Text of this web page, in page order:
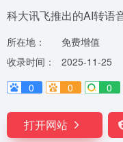
科大讯飞推出的AI转语
所在地：
免费增值
收录时间：
2025-11-25
0
0 0
打开网站